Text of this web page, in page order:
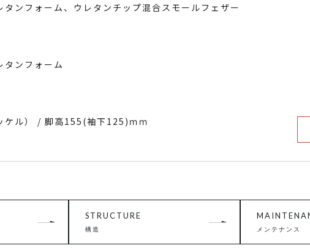
タンフォーム、ウレタンチップ混合スモールフェザー
タンフォーム
ケル） / 脚高155(袖下125)ｍｍ
STRUCTURE
構造 メンテナンス